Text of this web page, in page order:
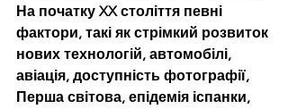
На початку XX століття певні
фактори, такі як стрімкий розвиток
нових технологій, автомобілі,
авіація, доступність фотографії,
Перша світова, епідемія іспанки,